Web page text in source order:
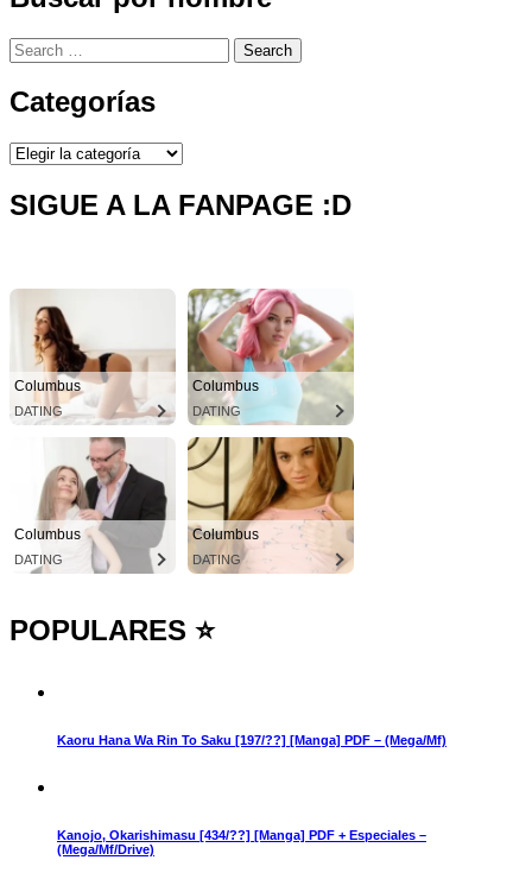
Search
for:
Categorías
Categorías
SIGUE A LA FANPAGE :D
Columbus
DATING
Columbus
DATING
Columbus
DATING
Columbus
DATING
POPULARES ⭐
Kaoru Hana Wa Rin To Saku [197/??] [Manga] PDF – (Mega/Mf)
Kanojo, Okarishimasu [434/??] [Manga] PDF + Especiales –
(Mega/Mf/Drive)